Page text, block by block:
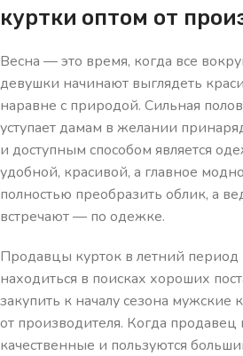
куртки оптом от
Весна — это время, когда все
девушки начинают выглядеть
наравне с природой. Сильная
уступает дамам в желании
и доступным способом является
удобной, красивой, а главное
полностью преобразить облик, а
встречают — по одежке.
Продавцы курток в летний
находиться в поисках хороших
закупить к началу сезона мужские
от производителя. Когда
качественные и пользуются